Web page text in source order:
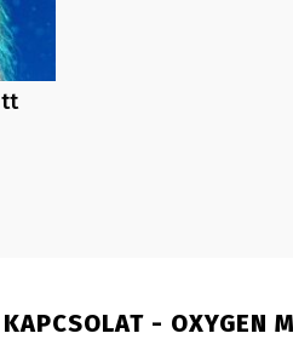
KAPCSOLAT - OXYGEN